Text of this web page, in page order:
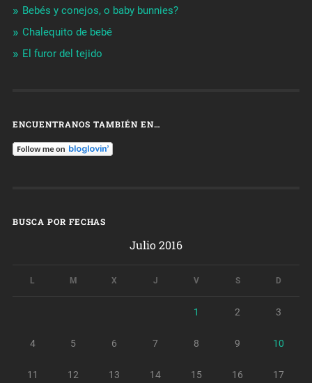
Bebés y conejos, o baby bunnies?
Chalequito de bebé
El furor del tejido
ENCUENTRANOS TAMBIÉN EN…
BUSCA POR FECHAS
Julio 2016
L M X J V S D
1 2 3
4 5 6 7 8 9 10
11 12 13 14 15 16 17